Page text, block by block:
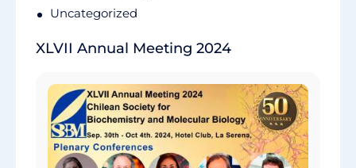
Uncategorized
XLVII Annual Meeting 2024